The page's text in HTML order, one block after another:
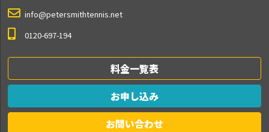
info@petersmithtennis.net
0120-697-194
料金一覧表
お申し込み
お問い合わせ